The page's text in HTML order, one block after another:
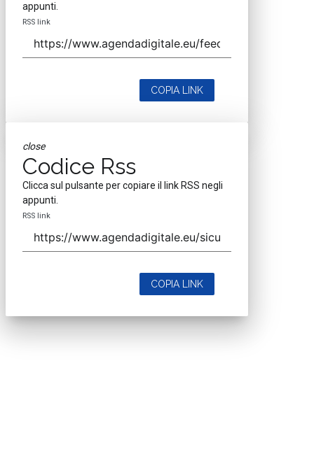
appunti.
RSS link
COPIA LINK
close
Codice Rss
Clicca sul pulsante per copiare il link RSS negli
appunti.
RSS link
COPIA LINK